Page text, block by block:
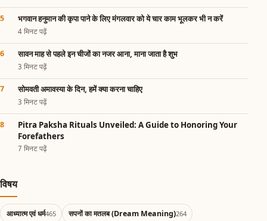
भगवान हनुमान की कृपा पाने के लिए मंगलवार को ये चार काम भूलकर भी न करें
4 मिनट पढ़ें
सावन माह से पहले इन चीजों का नजर आना, माना जाता है शुभ
3 मिनट पढ़ें
सोमवती अमावस्या के दिन, हमें क्या करना चाहिए
3 मिनट पढ़ें
Pitra Paksha Rituals Unveiled: A Guide to Honoring Your
Forefathers
7 मिनट पढ़ें
विषय
आध्यात्म एवं धर्म465 सपनों का मतलब (Dream Meaning)264